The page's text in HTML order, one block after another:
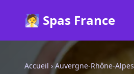
🧖 Spas France
Accueil ›Auvergne-Rhône-Alpes